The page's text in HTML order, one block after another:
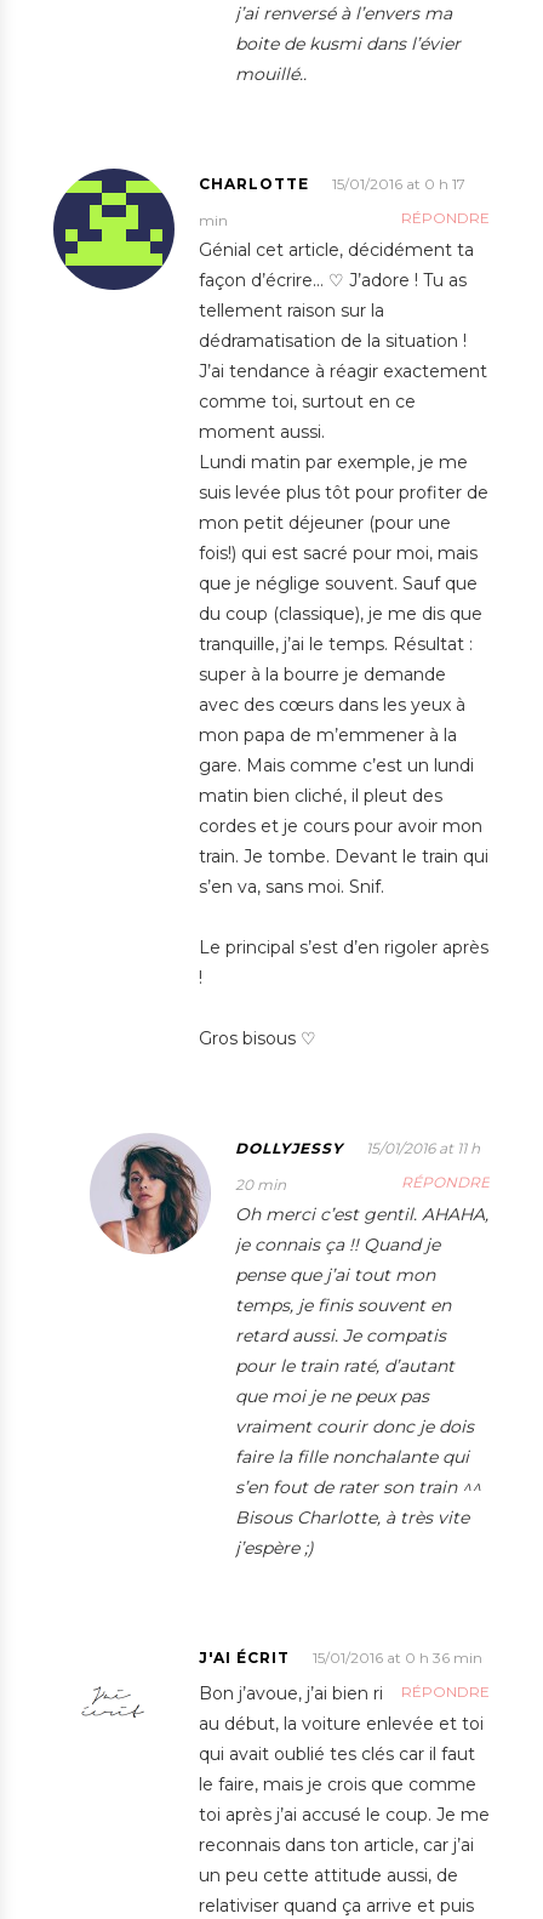
j’ai renversé à l’envers ma
boite de kusmi dans l’évier
mouillé..
CHARLOTTE
15/01/2016 at 0 h 17
min
RÉPONDRE
Génial cet article, décidément ta
façon d’écrire… ♡ J’adore ! Tu as
tellement raison sur la
dédramatisation de la situation !
J’ai tendance à réagir exactement
comme toi, surtout en ce
moment aussi.
Lundi matin par exemple, je me
suis levée plus tôt pour profiter de
mon petit déjeuner (pour une
fois!) qui est sacré pour moi, mais
que je néglige souvent. Sauf que
du coup (classique), je me dis que
tranquille, j’ai le temps. Résultat :
super à la bourre je demande
avec des cœurs dans les yeux à
mon papa de m’emmener à la
gare. Mais comme c’est un lundi
matin bien cliché, il pleut des
cordes et je cours pour avoir mon
train. Je tombe. Devant le train qui
s’en va, sans moi. Snif.
Le principal s’est d’en rigoler après
!
Gros bisous ♡
DOLLYJESSY
15/01/2016 at 11 h
20 min
RÉPONDRE
Oh merci c’est gentil. AHAHA,
je connais ça !! Quand je
pense que j’ai tout mon
temps, je finis souvent en
retard aussi. Je compatis
pour le train raté, d’autant
que moi je ne peux pas
vraiment courir donc je dois
faire la fille nonchalante qui
s’en fout de rater son train ^^
Bisous Charlotte, à très vite
j’espère ;)
J'AI ÉCRIT
15/01/2016 at 0 h 36 min
RÉPONDRE
Bon j’avoue, j’ai bien ri
au début, la voiture enlevée et toi
qui avait oublié tes clés car il faut
le faire, mais je crois que comme
toi après j’ai accusé le coup. Je me
reconnais dans ton article, car j’ai
un peu cette attitude aussi, de
relativiser quand ça arrive et puis